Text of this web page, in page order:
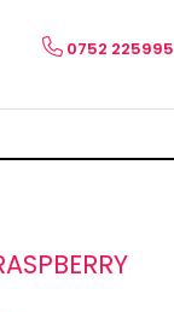
0752 225995